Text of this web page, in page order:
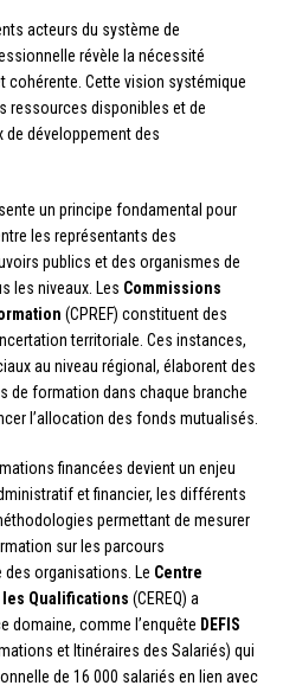
acteurs du système de
révèle la nécessité
cohérente. Cette vision systémique
ressources disponibles et de
de développement des
un principe fondamental pour
les représentants des
publics et des organismes de
les niveaux. Les Commissions
(CPREF) constituent des
territoriale. Ces instances,
au niveau régional, élaborent des
de formation dans chaque branche
l’allocation des fonds mutualisés.
financées devient un enjeu
et financier, les différents
permettant de mesurer
sur les parcours
organisations. Le Centre
les Qualifications (CEREQ) a
domaine, comme l’enquête DEFIS
et Itinéraires des Salariés) qui
de 16 000 salariés en lien avec